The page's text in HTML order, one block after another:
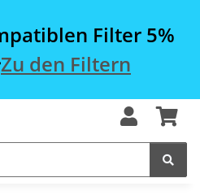
Filter 5%
Zu den Filtern